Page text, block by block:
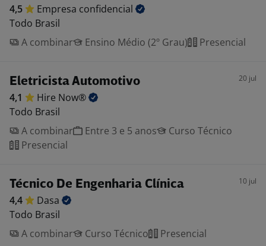
4,5 Empresa confidencial
Todo Brasil
A combinar
Ensino Médio (2º Grau) Presencial
Eletricista Automotivo 20 jul
4,1 Hire Now®
Todo Brasil
A combinar
Entre 3 e 5 anos
Curso Técnico
Presencial
Técnico De Engenharia Clínica 10 jul
4,4
Dasa
Todo Brasil
A combinar
Curso Técnico Presencial